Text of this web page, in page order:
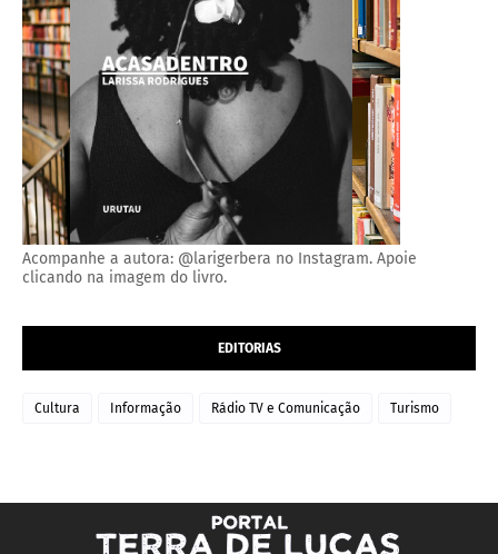
Acompanhe a autora: @larigerbera no Instagram. Apoie
clicando na imagem do livro.
EDITORIAS
Cultura Informação Rádio TV e Comunicação Turismo